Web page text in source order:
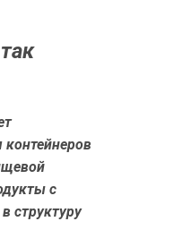
с
структуру